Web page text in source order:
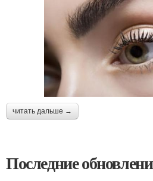
читать дальше →
Последние